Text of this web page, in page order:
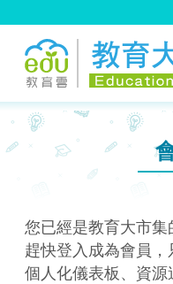
:::
您已經是教育大市
趕快登入成為會員
個人化儀表板、資